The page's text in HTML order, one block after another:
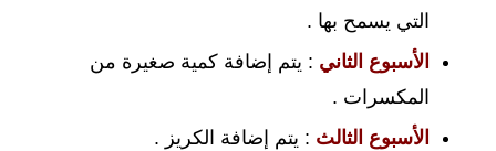
التي يسمح بها .
الأسبوع الثاني : يتم إضافة كمية صغيرة من
المكسرات .
الأسبوع الثالث : يتم إضافة الكريز .